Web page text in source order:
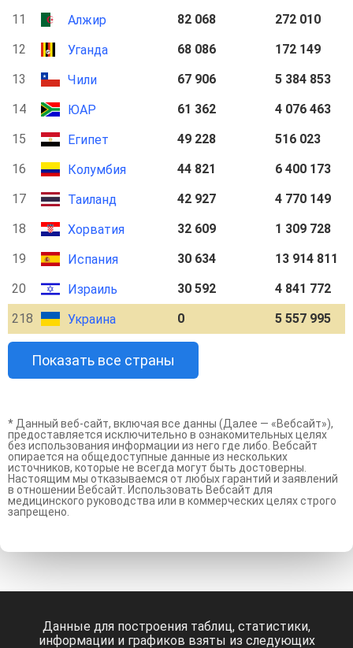
11
Алжир 82 068
272 010
12
Уганда 68 086
172 149
13
Чили 67 906
5 384 853
14
ЮАР 61 362
4 076 463
15
Египет 49 228
516 023
16
Колумбия 44 821
6 400 173
17
Таиланд 42 927
4 770 149
18
Хорватия 32 609
1 309 728
19
Испания 30 634
13 914 811
20
Израиль 30 592
4 841 772
218
Украина 0 5 557 995
Показать все страны
* Данный веб-сайт, включая все данны (Далее — «Вебсайт»),
предоставляется исключительно в ознакомительных целях
без использования информации из него где либо. Вебсайт
опирается на общедоступные данные из нескольких
источников, которые не всегда могут быть достоверны.
Настоящим мы отказываемся от любых гарантий и заявлений
в отношении Вебсайт. Использовать Вебсайт для
медицинского руководства или в коммерческих целях строго
запрещено.
Данные для построения таблиц, статистики,
информации и графиков взяты из следующих